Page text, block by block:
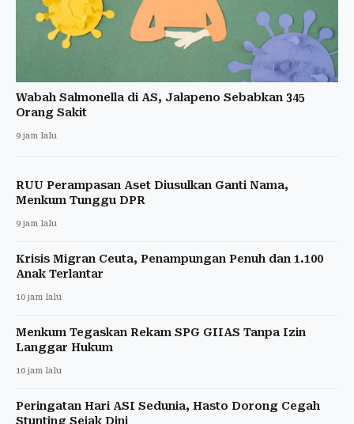
Wabah Salmonella di AS, Jalapeno Sebabkan 345
Orang Sakit
9 jam lalu
RUU Perampasan Aset Diusulkan Ganti Nama,
Menkum Tunggu DPR
9 jam lalu
Krisis Migran Ceuta, Penampungan Penuh dan 1.100
Anak Terlantar
10 jam lalu
Menkum Tegaskan Rekam SPG GIIAS Tanpa Izin
Langgar Hukum
10 jam lalu
Peringatan Hari ASI Sedunia, Hasto Dorong Cegah
Stunting Sejak Dini